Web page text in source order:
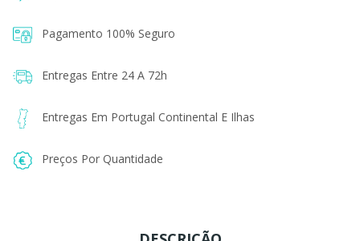
Pagamento 100% Seguro
Entregas Entre 24 A 72h
Entregas Em Portugal Continental E Ilhas
Preços Por Quantidade